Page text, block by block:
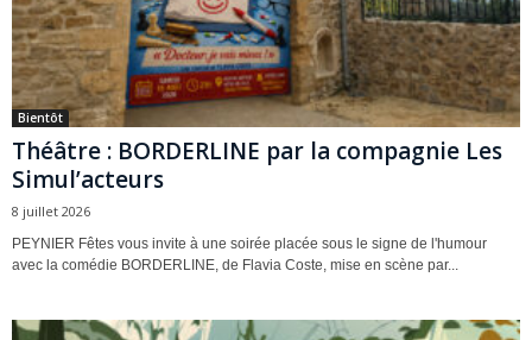
Bientôt
Théâtre : BORDERLINE par la compagnie Les
Simul’acteurs
8 juillet 2026
PEYNIER Fêtes vous invite à une soirée placée sous le signe de l'humour
avec la comédie BORDERLINE, de Flavia Coste, mise en scène par...